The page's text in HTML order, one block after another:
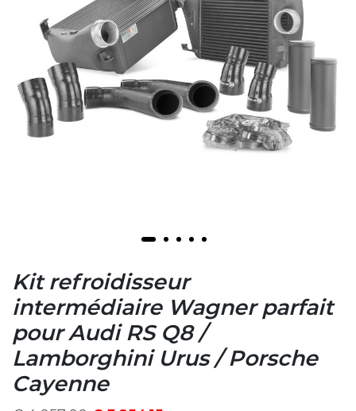
Kit refroidisseur
intermédiaire Wagner parfait
pour Audi RS Q8 /
Lamborghini Urus / Porsche
Cayenne